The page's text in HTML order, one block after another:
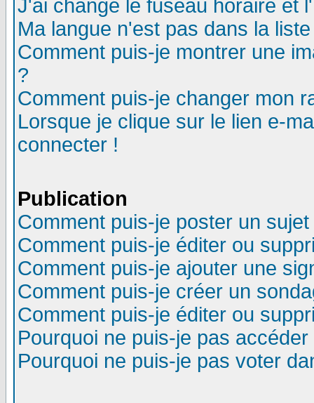
J'ai changé le fuseau horaire et
Ma langue n'est pas dans la
Comment puis-je montrer une
?
Comment puis-je changer mon
Lorsque je clique sur le lien e-
connecter !
Publication
Comment puis-je poster un
Comment puis-je éditer ou
Comment puis-je ajouter une
Comment puis-je créer un
Comment puis-je éditer ou
Pourquoi ne puis-je pas
Pourquoi ne puis-je pas voter